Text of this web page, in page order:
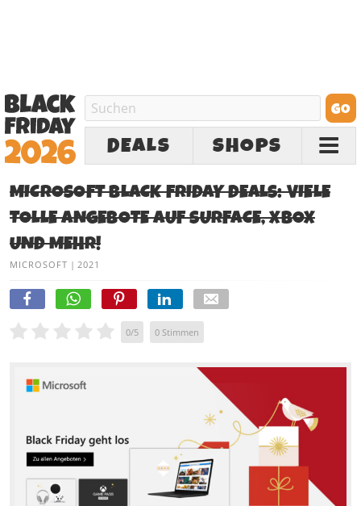
DEALS SHOPS
MICROSOFT BLACK FRIDAY DEALS: VIELE
TOLLE ANGEBOTE AUF SURFACE, XBOX
UND MEHR!
MICROSOFT | 2021
0/5 0 Stimmen